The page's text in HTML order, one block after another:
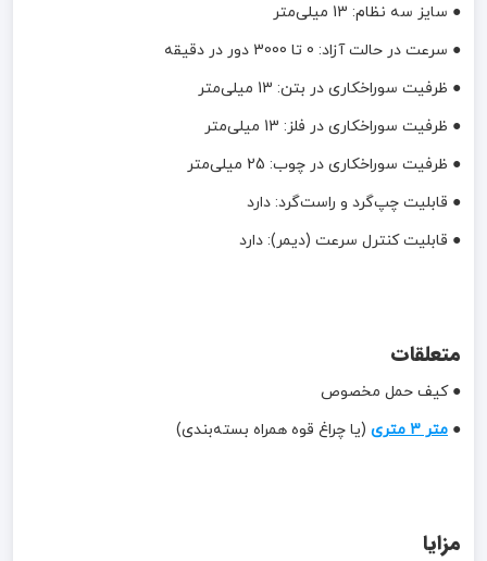
● سایز سه نظام: 13 میلی‌متر
● سرعت در حالت آزاد: 0 تا 3000 دور در دقیقه
● ظرفیت سوراخکاری در بتن: 13 میلی‌متر
● ظرفیت سوراخکاری در فلز: 13 میلی‌متر
● ظرفیت سوراخکاری در چوب: 25 میلی‌متر
● قابلیت چپ‌گرد و راست‌گرد: دارد
● قابلیت کنترل سرعت (دیمر): دارد
متعلقات
● کیف حمل مخصوص
● متر 3 متری (یا چراغ قوه همراه بسته‌بندی)
مزایا